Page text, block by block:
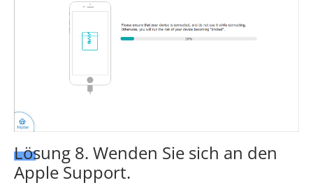
Lösung 8. Wenden Sie sich an den
Apple Support.